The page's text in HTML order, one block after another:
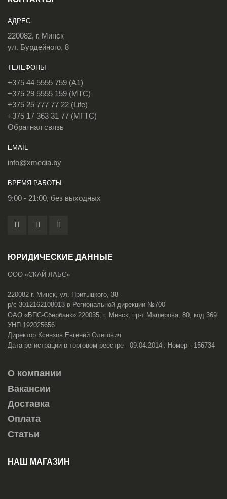
АДРЕС
220082, г. Минск
ул. Бурдейного, 8
ТЕЛЕФОНЫ
+375 44 5555 759 (A1)
+375 29 5555 159 (МТС)
+375 25 777 77 22 (Life)
+375 17 363 31 77 (МГТС)
Обратная связь
EMAIL
info@xmedia.by
ВРЕМЯ РАБОТЫ
9:00 - 21:00, без выходных
ЮРИДИЧЕСКИЕ ДАННЫЕ
ООО «СКАЙ ЛАБС»
220082 г. Минск, ул. Притыцкого, 38
р/с 3012162108013 в Региональной дирекции №700
ОАО «БПС-Сбербанк» 220035, г. Минск, пр-т Машерова, 80, код 369
УНП 192025656
Директор Ксензов Евгений Олегович
Дата регистрации в торговом реестре - 09.04.2014г. Номер - 156734
О компании
Вакансии
Доставка
Оплата
Статьи
НАШ МАГАЗИН